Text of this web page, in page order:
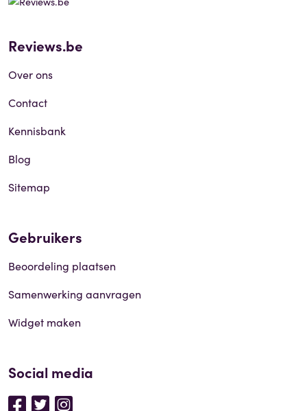
Reviews.be
Over ons
Contact
Kennisbank
Blog
Sitemap
Gebruikers
Beoordeling plaatsen
Samenwerking aanvragen
Widget maken
Social media